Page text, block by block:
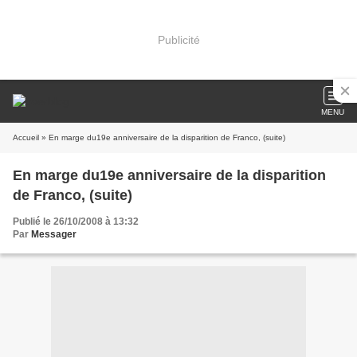
Publicité
MENU
Accueil » En marge du19e anniversaire de la disparition de Franco, (suite)
En marge du19e anniversaire de la disparition
de Franco, (suite)
Publié le 26/10/2008 à 13:32
Par Messager